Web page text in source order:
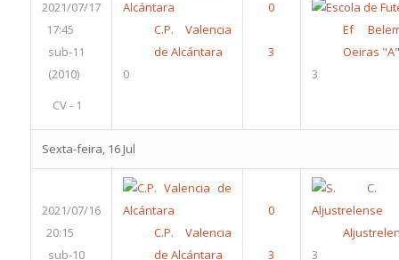
2021/07/17
17:45
sub-11
(2010)
CV - 1
C.P. Valencia
de Alcántara
0
Ef
Oeiras "A"
3
Sexta-feira, 16 Jul
2021/07/16
20:15
sub-10
C.P. Valencia
de Alcántara
3